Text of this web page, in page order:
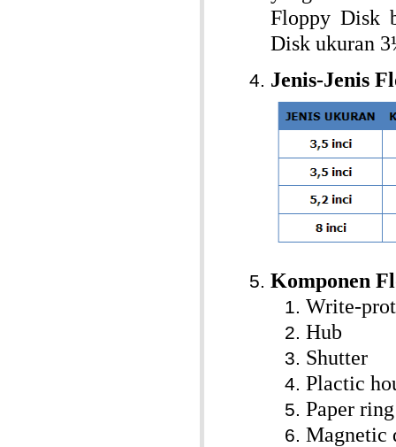
Floppy Disk
Disk ukuran
Jenis-Jenis
Komponen
Write-
Hub
Shutter
Plactic
Paper ring
Magnetic